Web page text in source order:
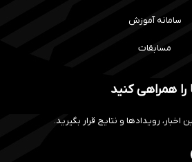
سامانه آموزش
مسابقات
را همراهی کنید
اخبار، رویدادها و نتایج قرار بگیرید.